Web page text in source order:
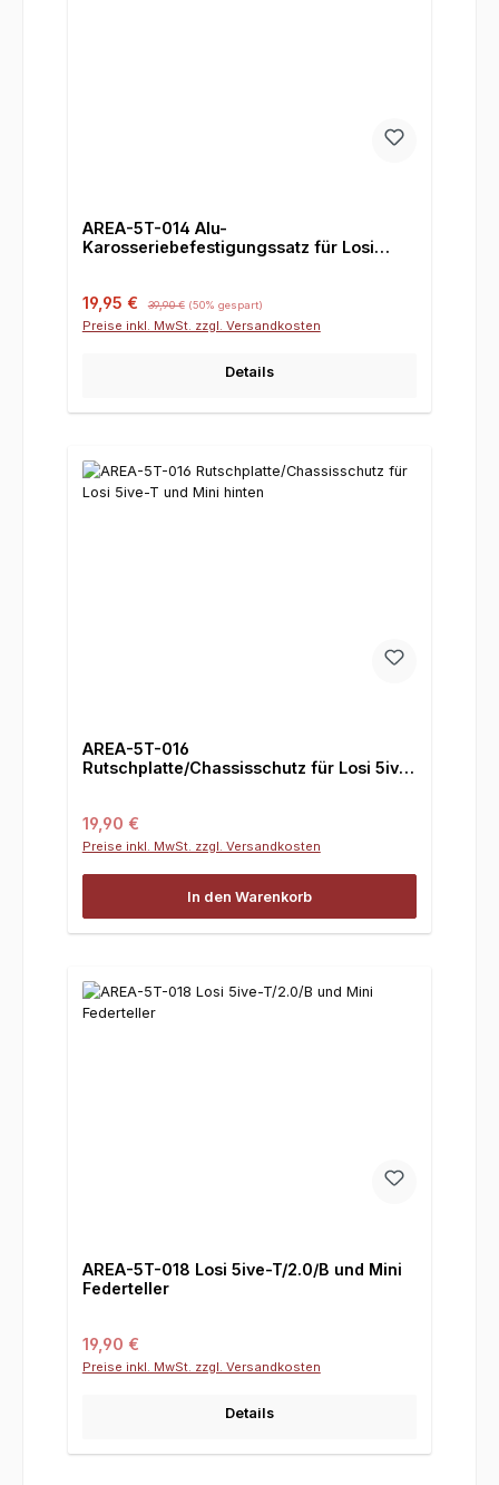
AREA-5T-014 Alu-
Karosseriebefestigungssatz für Losi
Verkaufspreis:
19,95 € Regulärer Preis:
39,90 € (50% gespart)
Preise inkl. MwSt. zzgl. Versandkosten
Details
AREA-5T-016
Rutschplatte/Chassisschutz für Losi 5ive-
Regulärer Preis:
19,90 €
Preise inkl. MwSt. zzgl. Versandkosten
In den Warenkorb
AREA-5T-018 Losi 5ive-T/2.0/B und Mini
Federteller
Regulärer Preis:
19,90 €
Preise inkl. MwSt. zzgl. Versandkosten
Details